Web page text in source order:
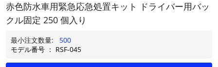
赤色防水車用緊急応急処置キット ドライバー用バッ
クル固定 250 個入り
最小注文数量:
500
モデル番号 ： RSF-045